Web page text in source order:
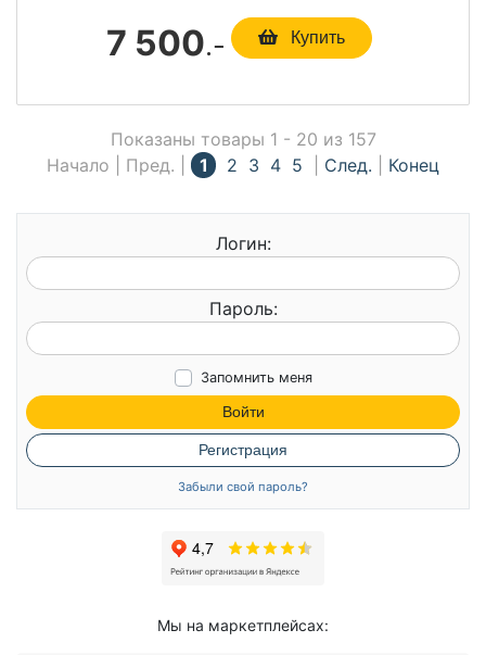
7 500.- Купить
Показаны товары 1 - 20 из 157
Начало | Пред. | 1 2 3 4 5 След. Конец
Логин:
Пароль:
Запомнить меня
Войти
Регистрация
Забыли свой пароль?
Мы на маркетплейсах: